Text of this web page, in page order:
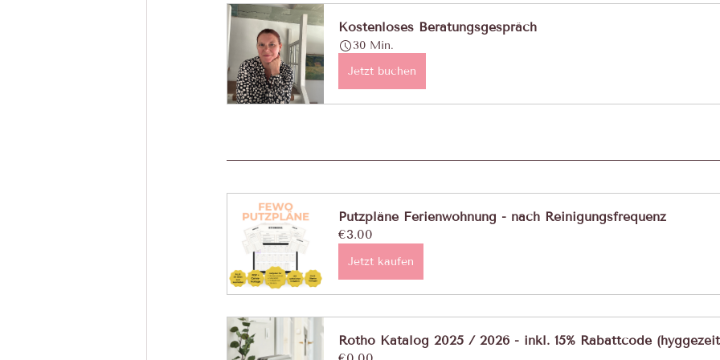
Kostenloses Beratungsgespräch
30 Min.
Jetzt buchen
Putzpläne Ferienwohnung - nach Reinigungsfrequenz
€3.00
Jetzt kaufen
Rotho Katalog 2025 / 2026 - inkl. 15% Rabattcode